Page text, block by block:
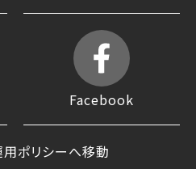
Facebook
ポリシーへ移動